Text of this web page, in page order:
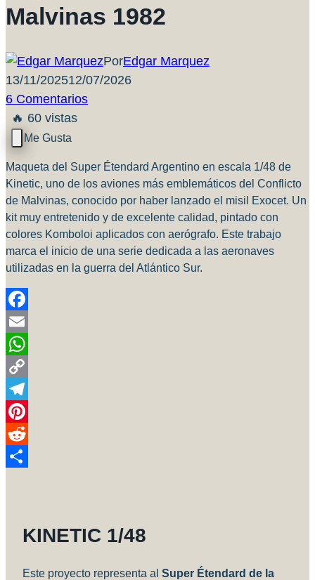
Malvinas 1982
PorEdgar Marquez
13/11/202512/07/2026
6 Comentarios
🔥 60 vistas
Maqueta del Super Étendard Argentino en escala 1/48 de
Kinetic, uno de los aviones más emblemáticos del Conflicto
de Malvinas, conocido por haber lanzado el misil Exocet. Un
kit muy entretenido y de excelente calidad, pintado con
colores Komboloi aplicados con aerógrafo. Este trabajo
marca el inicio de una serie dedicada a las aeronaves
utilizadas en la guerra del Atlántico Sur.
Facebook
Email
WhatsApp
Copy
Link
Telegram
Pinterest
Reddit
KINETIC 1/48
Este proyecto representa al Super Étendard de la